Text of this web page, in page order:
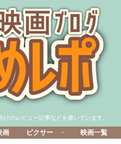
のレビュー記事などを書いています。
画 ピクサー 映画一覧